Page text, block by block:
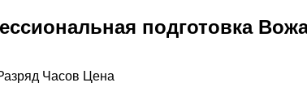
подготовка
Часов Цена